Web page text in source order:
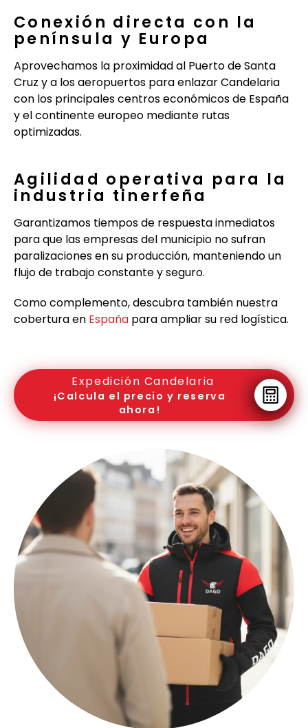
Conexión directa con la
península y Europa
Aprovechamos la proximidad al Puerto de Santa
Cruz y a los aeropuertos para enlazar Candelaria
con los principales centros económicos de España
y el continente europeo mediante rutas
optimizadas.
Agilidad operativa para la
industria tinerfeña
Garantizamos tiempos de respuesta inmediatos
para que las empresas del municipio no sufran
paralizaciones en su producción, manteniendo un
flujo de trabajo constante y seguro.
Como complemento, descubra también nuestra
cobertura en España para ampliar su red logística.
Expedición Candelaria
¡Calcula el precio y reserva
ahora!